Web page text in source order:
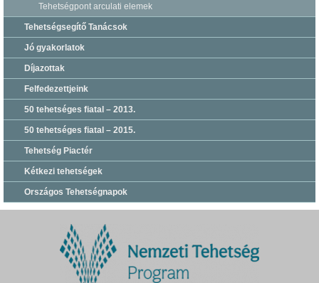
Tehetségpont arculati elemek
Tehetségsegítő Tanácsok
Jó gyakorlatok
Díjazottak
Felfedezettjeink
50 tehetséges fiatal – 2013.
50 tehetséges fiatal – 2015.
Tehetség Piactér
Kétkezi tehetségek
Országos Tehetségnapok